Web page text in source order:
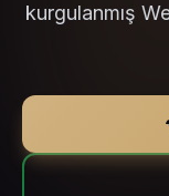
kurgulanmış